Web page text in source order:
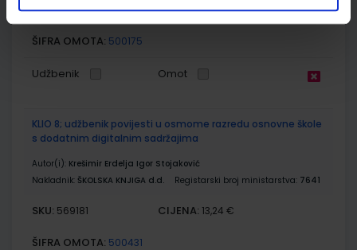
SKU:569509 CIJENA:13,60 €
ŠIFRA OMOTA: 500175
Udžbenik Omot
KLIO 8; udžbenik povijesti u osmome razredu osnovne škole
s dodatnim digitalnim sadržajima
Autor(i): Krešimir Erdelja Igor Stojaković
Nakladnik: ŠKOLSKA KNJIGA d.d. Registarski broj ministarstva: 7641
SKU: 569181 CIJENA: 13,24 €
ŠIFRA OMOTA: 500431